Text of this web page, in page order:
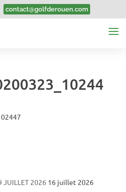
contact@golfderouen.com
JUILLET 2026 16 juillet 2026